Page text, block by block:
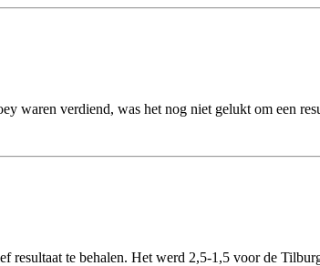
waren verdiend, was het nog niet gelukt om een
resultaat te behalen. Het werd 2,5-1,5 voor de